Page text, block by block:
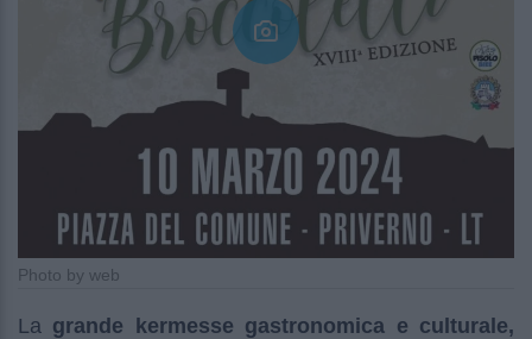
Photo by web
La grande kermesse gastronomica e culturale,